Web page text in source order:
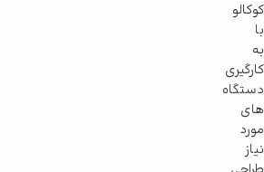
کوکالو
با
به
کارگیری
دستگاه
های
مورد
نیاز